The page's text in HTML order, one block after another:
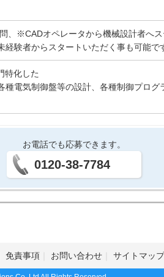
※CADオペレータから機械設計者へス
験者からスタートいただく事も可能で
特化した
電気制御盤等の設計、各種制御プログ
お電話でも応募できます。
0120-38-7784
免責事項 お問い合わせ サイトマップ